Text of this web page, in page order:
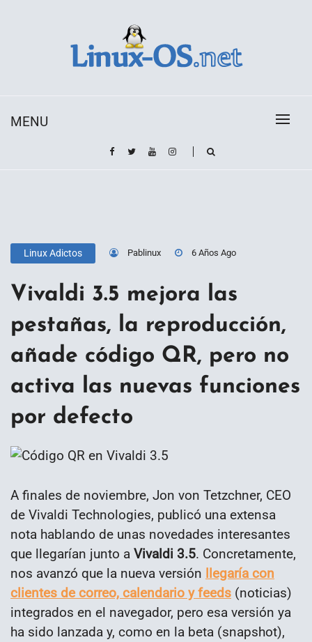
MENU
Linux Adictos Pablinux 6 Años Ago
Vivaldi 3.5 mejora las
pestañas, la reproducción,
añade código QR, pero no
activa las nuevas funciones
por defecto
A finales de noviembre, Jon von Tetzchner, CEO
de Vivaldi Technologies, publicó una extensa
nota hablando de unas novedades interesantes
que llegarían junto a Vivaldi 3.5. Concretamente,
nos avanzó que la nueva versión llegaría con
clientes de correo, calendario y feeds (noticias)
integrados en el navegador, pero esa versión ya
ha sido lanzada y, como en la beta (snapshot),